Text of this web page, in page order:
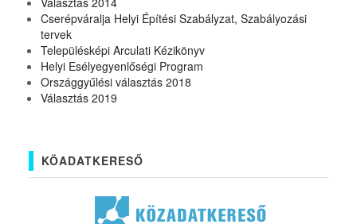
Cserépváralja Helyi Építési Szabályzat, Szabályozási
tervek
Településképi Arculati Kézikönyv
Helyi Esélyegyenlőségi Program
Országgyűlési választás 2018
Választás 2019
KÖADATKERESŐ